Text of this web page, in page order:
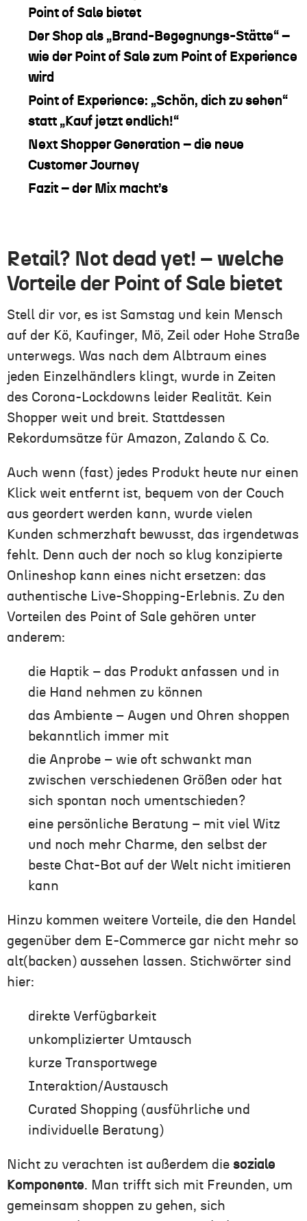
Point of Sale bietet
Der Shop als „Brand-Begegnungs-Stätte“ –
wie der Point of Sale zum Point of Experience
wird
Point of Experience: „Schön, dich zu sehen“
statt „Kauf jetzt endlich!“
Next Shopper Generation – die neue
Customer Journey
Fazit – der Mix macht’s
Retail? Not dead yet! – welche
Vorteile der Point of Sale bietet
Stell dir vor, es ist Samstag und kein Mensch
auf der Kö, Kaufinger, Mö, Zeil oder Hohe Straße
unterwegs. Was nach dem Albtraum eines
jeden Einzelhändlers klingt, wurde in Zeiten
des Corona-Lockdowns leider Realität. Kein
Shopper weit und breit. Stattdessen
Rekordumsätze für Amazon, Zalando & Co.
Auch wenn (fast) jedes Produkt heute nur einen
Klick weit entfernt ist, bequem von der Couch
aus geordert werden kann, wurde vielen
Kunden schmerzhaft bewusst, das irgendetwas
fehlt. Denn auch der noch so klug konzipierte
Onlineshop kann eines nicht ersetzen: das
authentische Live-Shopping-Erlebnis. Zu den
Vorteilen des Point of Sale gehören unter
anderem:
die Haptik – das Produkt anfassen und in
die Hand nehmen zu können
das Ambiente – Augen und Ohren shoppen
bekanntlich immer mit
die Anprobe – wie oft schwankt man
zwischen verschiedenen Größen oder hat
sich spontan noch umentschieden?
eine persönliche Beratung – mit viel Witz
und noch mehr Charme, den selbst der
beste Chat-Bot auf der Welt nicht imitieren
kann
Hinzu kommen weitere Vorteile, die den Handel
gegenüber dem E-Commerce gar nicht mehr so
alt(backen) aussehen lassen. Stichwörter sind
hier:
direkte Verfügbarkeit
unkomplizierter Umtausch
kurze Transportwege
Interaktion/Austausch
Curated Shopping (ausführliche und
individuelle Beratung)
Nicht zu verachten ist außerdem die soziale
Komponente. Man trifft sich mit Freunden, um
gemeinsam shoppen zu gehen, sich